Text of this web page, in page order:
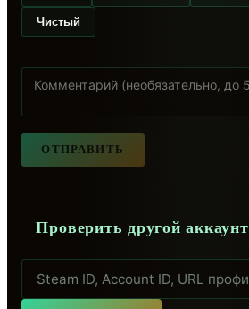
Чистый
ОТПРАВИТЬ
Проверить другой аккаунт